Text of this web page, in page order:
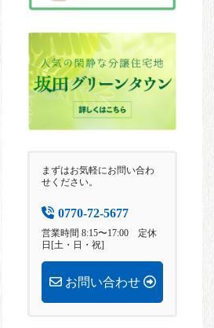
まずはお気軽にお問い合わ
せください。
0770-72-5677
営業時間 8:15〜17:00 定休
日[土・日・祝]
お問い合わせ